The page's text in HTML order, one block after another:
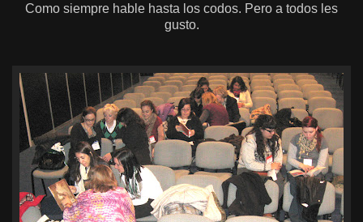
Como siempre hable hasta los codos. Pero a todos les
gusto.